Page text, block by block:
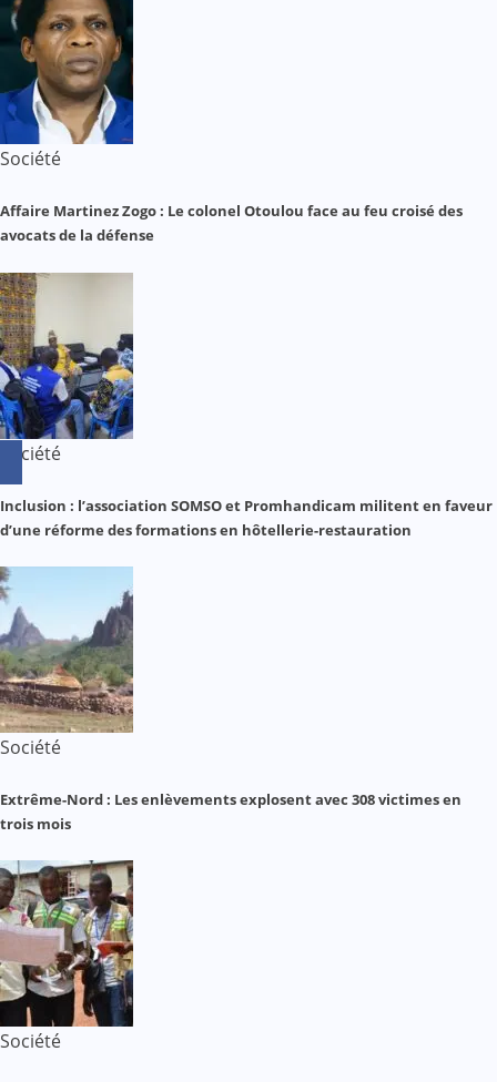
Société
Affaire Martinez Zogo : Le colonel Otoulou face au feu croisé des
avocats de la défense
Société
Inclusion : l’association SOMSO et Promhandicam militent en faveur
d’une réforme des formations en hôtellerie-restauration
Société
Extrême-Nord : Les enlèvements explosent avec 308 victimes en
trois mois
Société